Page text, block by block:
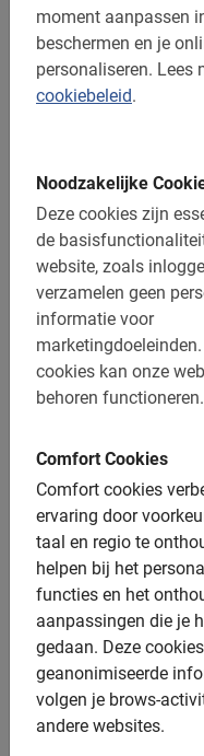
moment aanpassen
beschermen en je
personaliseren. Lees
cookiebeleid.
Noodzakelijke
Deze cookies zijn
de
website, zoals
verzamelen geen
informatie voor
marketingdoeleinden.
cookies kan onze
behoren functioneren.
Comfort Cookies
Comfort cookies
ervaring door
taal en regio te
helpen bij het
functies en het
aanpassingen die je
gedaan. Deze
geanonimiseerde
volgen je brows-
andere websites.
Reserveren is
Wijzigen of
voorafgaand aan de
Afstand: ca. 12 km
Toegankelijk voor
Zorg voor
Inclusief:
Gebruik van de fiets
De Nederlandse gids
Een top ervaring!
Fotomomenten
Extra opties:
Elektrische fiets:
Kinderfietsen: Ja
Kinderzitjes: niet
Tandems: niet